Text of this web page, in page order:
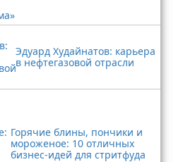
Эдуард Худайнатов: карьера
в нефтегазовой отрасли
Горячие блины, пончики и
мороженое: 10 отличных
бизнес-идей для стритфуда